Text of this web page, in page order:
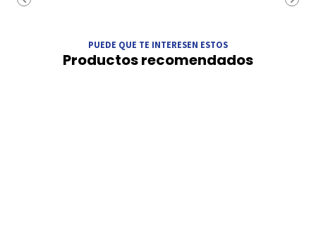
PUEDE QUE TE INTERESEN ESTOS
Productos recomendados